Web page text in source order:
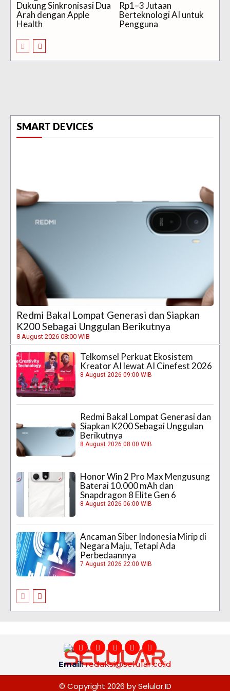
Dukung Sinkronisasi Dua
Arah dengan Apple
Health
Rp1–3 Jutaan
Berteknologi AI untuk
Pengguna
SMART DEVICES
Redmi Bakal Lompat Generasi dan Siapkan
K200 Sebagai Unggulan Berikutnya
8 August 2026 08:00 WIB
Telkomsel Perkuat Ekosistem
Kreator AI lewat AI Cinefest 2026
8 August 2026 09:00 WIB
Redmi Bakal Lompat Generasi dan
Siapkan K200 Sebagai Unggulan
Berikutnya
8 August 2026 08:00 WIB
Honor Win 2 Pro Max Mengusung
Baterai 10.000 mAh dan
Snapdragon 8 Elite Gen 6
8 August 2026 06:00 WIB
Ancaman Siber Indonesia Mirip di
Negara Maju, Tetapi Ada
Perbedaannya
7 August 2026 22:00 WIB
Email:redaksi@selular.co.id
© Copyright 2026 by Selular.ID